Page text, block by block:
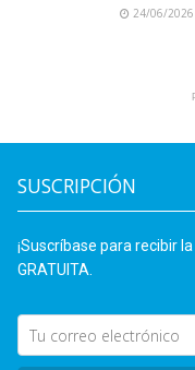
24/06/2026
SUSCRIPCIÓN
¡Suscríbase para recibir
GRATUITA.